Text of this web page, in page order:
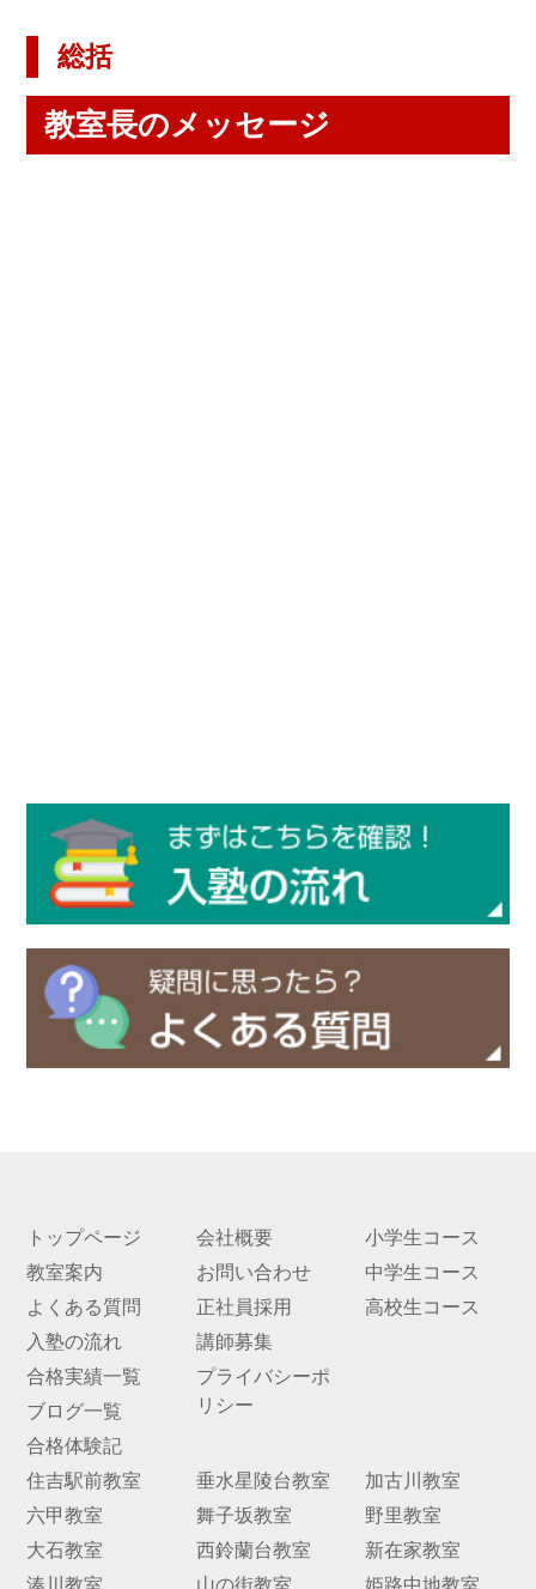
総括
教室長のメッセージ
トップページ
教室案内
よくある質問
入塾の流れ
合格実績一覧
ブログ一覧
合格体験記
会社概要
お問い合わせ
正社員採用
講師募集
プライバシーポ
リシー
小学生コース
中学生コース
高校生コース
住吉駅前教室
六甲教室
大石教室
垂水星陵台教室
舞子坂教室
西鈴蘭台教室
加古川教室
野里教室
新在家教室